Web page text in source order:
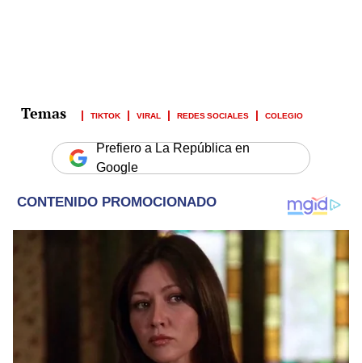
TIKTOK VIRAL REDES SOCIALES COLEGIO
Prefiero a La República en
Google